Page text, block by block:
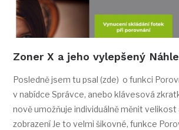
Zoner X a jeho vylepšený
Posledně jsem tu psal (zde) o funkci
v nabídce Správce, anebo klávesová
nově umožňuje individuálně měnit velikost
zobrazení Je to velmi šikovné, funkce